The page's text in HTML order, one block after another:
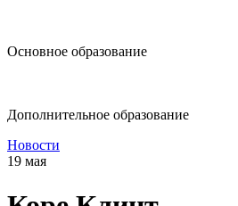
Основное образование
Дополнительное образование
Новости
19 мая